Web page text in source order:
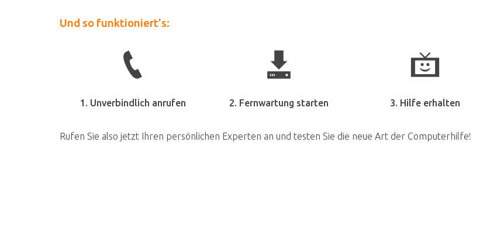
Und so funktioniert's:
1. Unverbindlich anrufen 2. Fernwartung starten 3. Hilfe erhalten
Rufen Sie also jetzt Ihren persönlichen Experten an und testen Sie die neue Art der Computerhilfe!